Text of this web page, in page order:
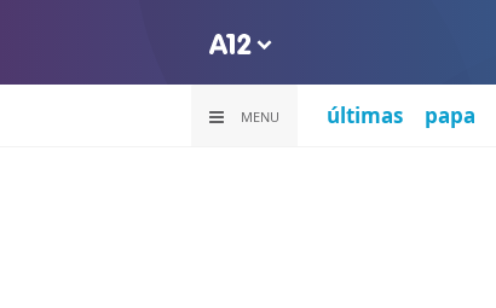
MENU últimas papa